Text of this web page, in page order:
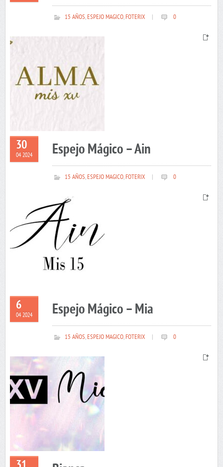
15 AÑOS,ESPEJO MAGICO,FOTERIX 0
30
04 2024 Espejo Mágico – Ain
15 AÑOS,ESPEJO MAGICO,FOTERIX 0
6
04 2024 Espejo Mágico – Mia
15 AÑOS,ESPEJO MAGICO,FOTERIX 0